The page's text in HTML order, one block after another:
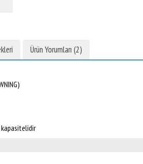
Ürün Yorumları (2)
kapasitelidir